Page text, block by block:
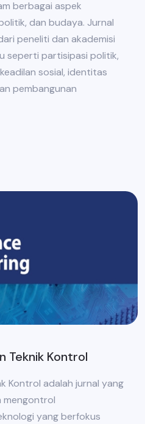
berbagai aspek
dan budaya. Jurnal
peneliti dan akademisi
seperti partisipasi politik,
sosial, identitas
pembangunan
Teknik Kontrol
Kontrol adalah jurnal yang
mengontrol
yang berfokus